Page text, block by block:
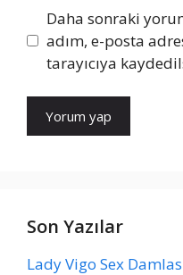
Daha sonraki
adım, e-posta
tarayıcıya
Son Yazılar
Lady Vigo Sex